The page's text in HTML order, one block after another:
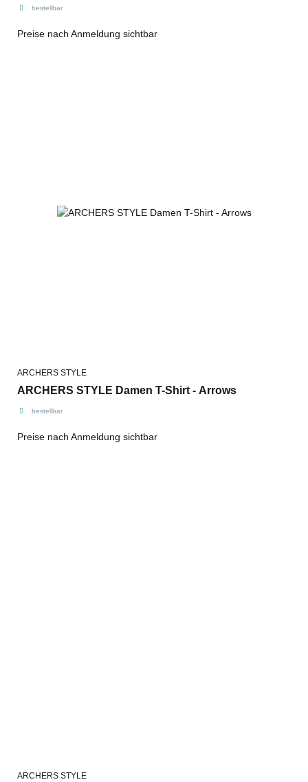
bestellbar
Preise nach Anmeldung sichtbar
ARCHERS STYLE
ARCHERS STYLE Damen T-Shirt - Arrows
bestellbar
Preise nach Anmeldung sichtbar
ARCHERS STYLE